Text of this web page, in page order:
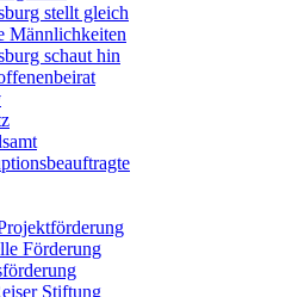
stellt gleich
Männlichkeiten
schaut hin
Förderung
Stiftung